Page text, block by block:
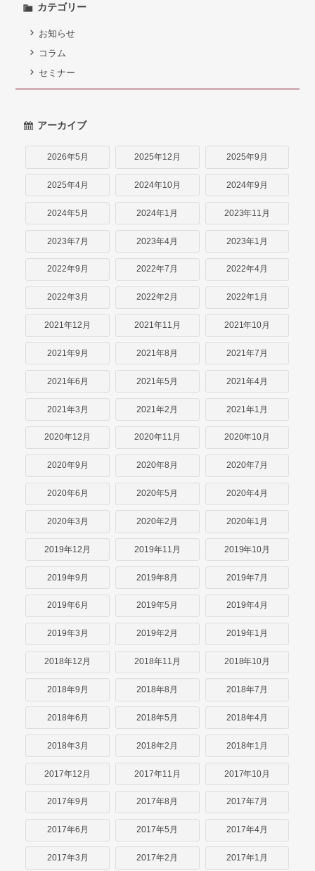
カテゴリー
お知らせ
コラム
セミナー
アーカイブ
2026年5月 2025年12月 2025年9月
2025年4月 2024年10月 2024年9月
2024年5月 2024年1月 2023年11月
2023年7月 2023年4月 2023年1月
2022年9月 2022年7月 2022年4月
2022年3月 2022年2月 2022年1月
2021年12月 2021年11月 2021年10月
2021年9月 2021年8月 2021年7月
2021年6月 2021年5月 2021年4月
2021年3月 2021年2月 2021年1月
2020年12月 2020年11月 2020年10月
2020年9月 2020年8月 2020年7月
2020年6月 2020年5月 2020年4月
2020年3月 2020年2月 2020年1月
2019年12月 2019年11月 2019年10月
2019年9月 2019年8月 2019年7月
2019年6月 2019年5月 2019年4月
2019年3月 2019年2月 2019年1月
2018年12月 2018年11月 2018年10月
2018年9月 2018年8月 2018年7月
2018年6月 2018年5月 2018年4月
2018年3月 2018年2月 2018年1月
2017年12月 2017年11月 2017年10月
2017年9月 2017年8月 2017年7月
2017年6月 2017年5月 2017年4月
2017年3月 2017年2月 2017年1月